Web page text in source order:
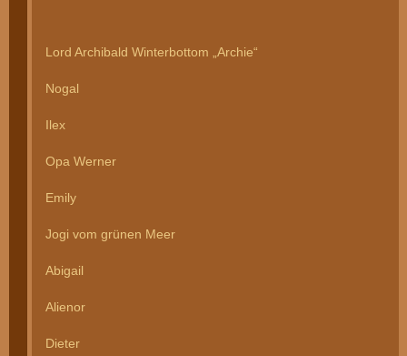
Lord Archibald Winterbottom „Archie“
Nogal
Ilex
Opa Werner
Emily
Jogi vom grünen Meer
Abigail
Alienor
Dieter